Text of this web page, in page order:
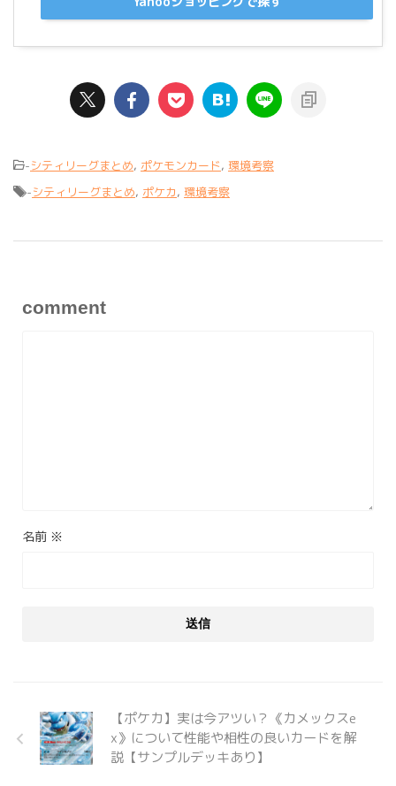
-シティリーグまとめ, ポケモンカード, 環境考察
-シティリーグまとめ, ポケカ, 環境考察
comment
名前 ※
【ポケカ】実は今アツい？《カメックスe
x》について性能や相性の良いカードを解
説【サンプルデッキあり】